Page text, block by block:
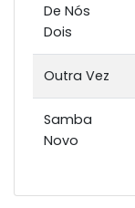
De Nós
Dois
Outra Vez
Samba
Novo